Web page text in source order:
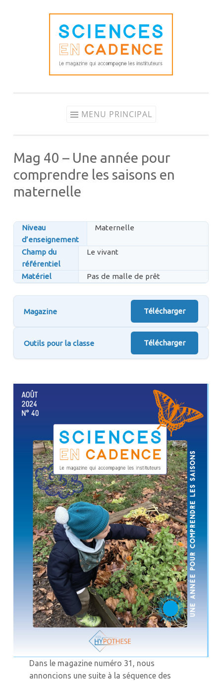
MENU PRINCIPAL
Mag 40 – Une année pour
comprendre les saisons en
maternelle
Niveau
d’enseignement
Maternelle
Champ du
référentiel
Le vivant
Matériel Pas de malle de prêt
Magazine Télécharger
Outils pour la classe Télécharger
Dans le magazine numéro 31, nous
annoncions une suite à la séquence des